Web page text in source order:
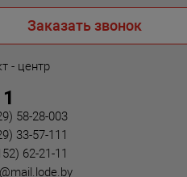
Заказать звонок
- центр
58-28-003
33-57-111
62-21-11